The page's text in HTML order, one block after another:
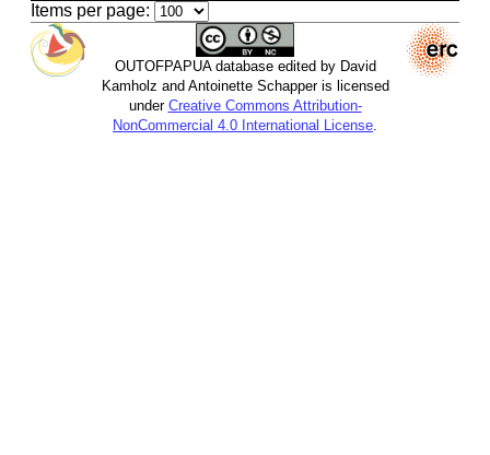
Items per page:
OUTOFPAPUA database edited by David
Kamholz and Antoinette Schapper is licensed
under Creative Commons Attribution-
NonCommercial 4.0 International License.